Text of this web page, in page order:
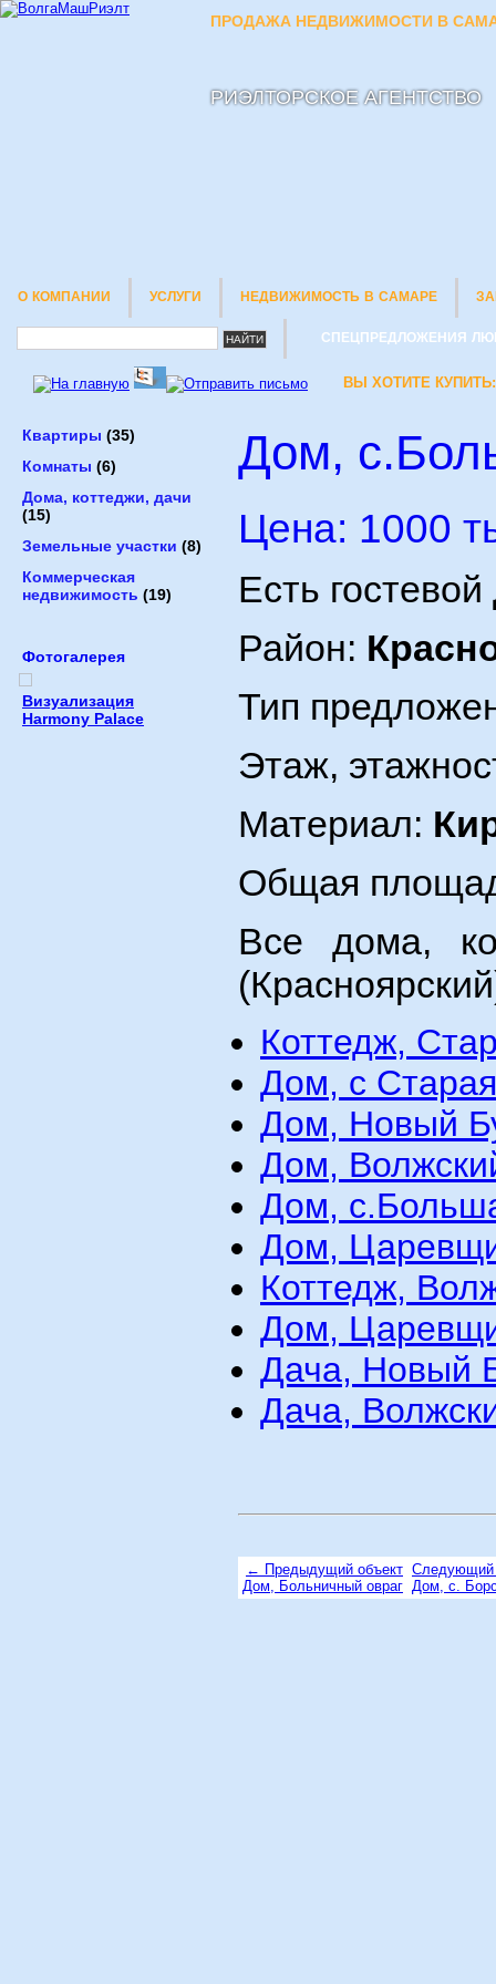
ПРОДАЖА НЕДВИЖИМОСТИ В
РИЭЛТОРСКОЕ АГЕНТСТВО
О КОМПАНИИ УСЛУГИ НЕДВИЖИМОСТЬ В САМАРЕ
СПЕЦПРЕДЛОЖЕНИЯ
ВЫ ХОТИТЕ КУПИТЬ:
Квартиры (35)
Комнаты (6)
Дома, коттеджи, дачи
(15)
Земельные участки (8)
Коммерческая
недвижимость (19)
Фотогалерея
Визуализация
Harmony Palace
Дом,
Цена: 1000
Есть
Район:
Тип
Этаж,
Материал:
Общая
Все дома,
Коттедж,
Дом, с
Дом, Новый
Дом,
Дом,
Дом,
Коттедж,
Дом,
Дача, Новый
Дача,
← Предыдущий объект
Дом, Больничный овраг
Следующий
Дом, с.